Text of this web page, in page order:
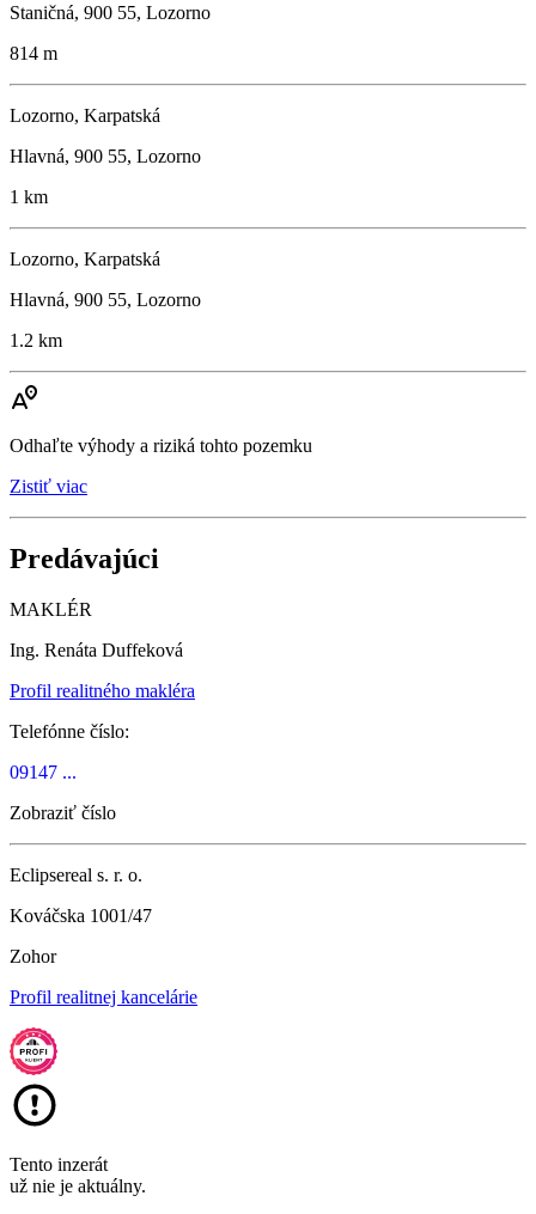
Staničná, 900 55, Lozorno
814 m
Lozorno, Karpatská
Hlavná, 900 55, Lozorno
1 km
Lozorno, Karpatská
Hlavná, 900 55, Lozorno
1.2 km
Odhaľte výhody a riziká tohto pozemku
Zistiť viac
Predávajúci
MAKLÉR
Ing. Renáta Duffeková
Profil realitného makléra
Telefónne číslo:
09147 ...
Zobraziť číslo
Eclipsereal s. r. o.
Kováčska 1001/47
Zohor
Profil realitnej kancelárie
Tento inzerát
už nie je aktuálny.